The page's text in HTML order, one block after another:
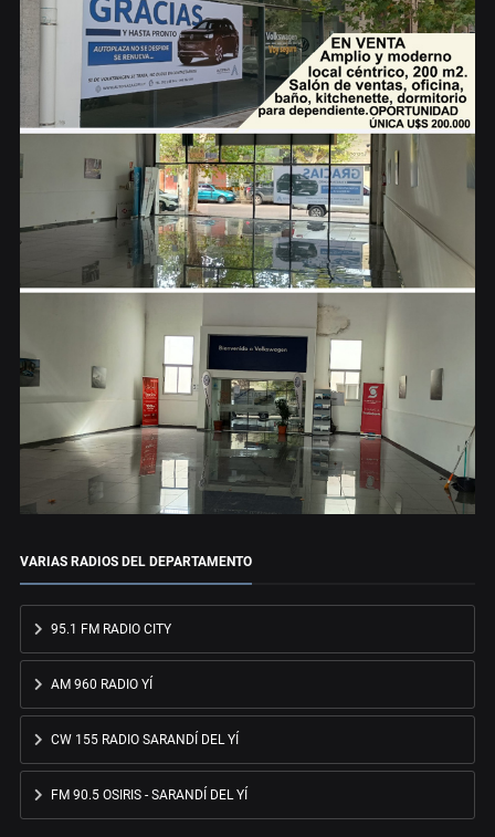
VARIAS RADIOS DEL DEPARTAMENTO
95.1 FM RADIO CITY
AM 960 RADIO YÍ
CW 155 RADIO SARANDÍ DEL YÍ
FM 90.5 OSIRIS - SARANDÍ DEL YÍ